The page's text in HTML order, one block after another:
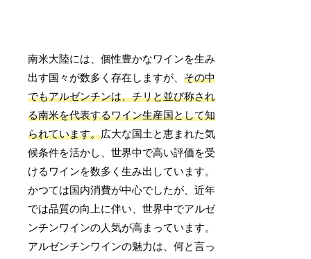
南米大陸には、個性豊かなワインを生み
出す国々が数多く存在しますが、その中
でもアルゼンチンは、チリと並び称され
る南米を代表するワイン生産国として知
られています。広大な国土と恵まれた気
候条件を活かし、世界中で高い評価を受
けるワインを数多く生み出しています。
かつては国内消費が中心でしたが、近年
では品質の向上に伴い、世界中でアルゼ
ンチンワインの人気が高まっています。
アルゼンチンワインの魅力は、何と言っ